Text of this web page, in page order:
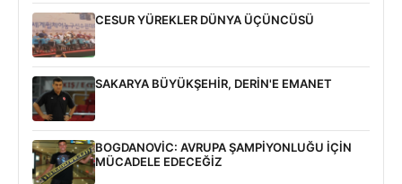
CESUR YÜREKLER DÜNYA ÜÇÜNCÜSÜ
SAKARYA BÜYÜKŞEHİR, DERİN'E EMANET
BOGDANOVİC: AVRUPA ŞAMPİYONLUĞU İÇİN
MÜCADELE EDECEĞİZ